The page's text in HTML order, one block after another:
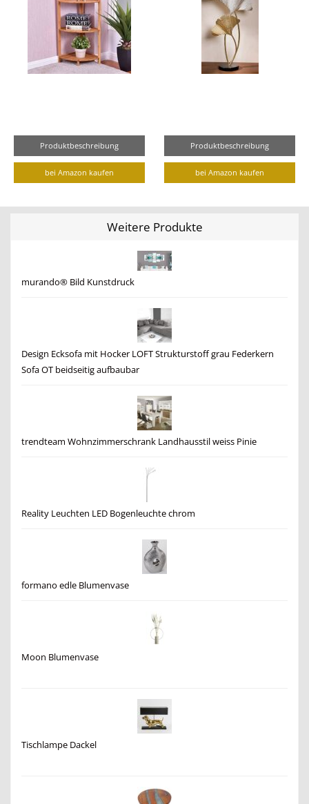
Produktbeschreibung
bei Amazon kaufen
Produktbeschreibung
bei Amazon kaufen
Weitere Produkte
murando® Bild Kunstdruck
Design Ecksofa mit Hocker LOFT Strukturstoff grau Federkern
Sofa OT beidseitig aufbaubar
trendteam Wohnzimmerschrank Landhausstil weiss Pinie
Reality Leuchten LED Bogenleuchte chrom
formano edle Blumenvase
Moon Blumenvase
Tischlampe Dackel